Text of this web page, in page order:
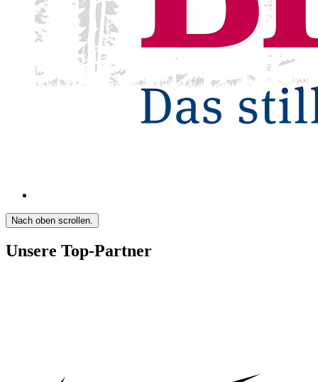
Nach oben scrollen.
Unsere Top-Partner